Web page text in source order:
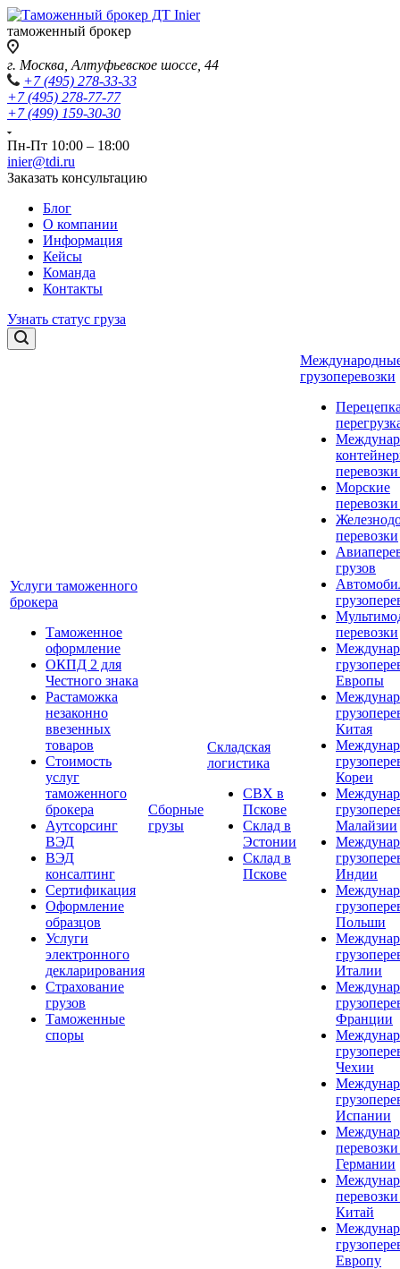
таможенный брокер
г. Москва, Алтуфьевское шоссе, 44
+7 (495) 278-33-33
+7 (495) 278-77-77
+7 (499) 159-30-30
Пн-Пт 10:00 – 18:00
inier@tdi.ru
Заказать консультацию
Блог
О компании
Информация
Кейсы
Команда
Контакты
Узнать статус груза
Услуги таможенного
брокера
Таможенное
оформление
ОКПД 2 для
Честного знака
Растаможка
незаконно
ввезенных
товаров
Стоимость
услуг
таможенного
брокера
Аутсорсинг
ВЭД
ВЭД
консалтинг
Сертификация
Оформление
образцов
Услуги
электронного
декларирования
Страхование
грузов
Таможенные
споры
Сборные
грузы
Складская
логистика
СВХ в
Пскове
Склад в
Эстонии
Склад в
Пскове
грузоперевозки
Морские
перевозки
грузов
перевозки
Европы
Китая
Кореи
Малайзии
Индии
Польши
Италии
Франции
Чехии
Испании
Германии
Китай
Европу